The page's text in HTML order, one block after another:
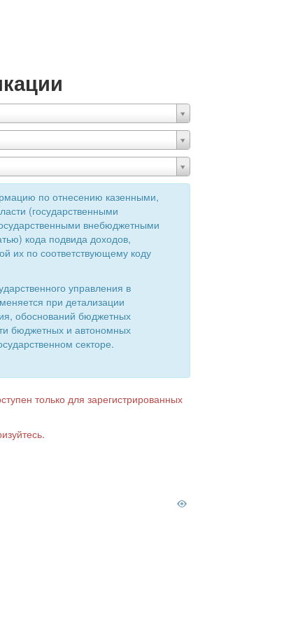
по отнесению казенными,
(государственными
внебюджетными
кода подвида доходов,
их по соответствующему коду
управления в
при детализации
обоснований бюджетных
бюджетных и автономных
секторе.
только для зарегистрированных